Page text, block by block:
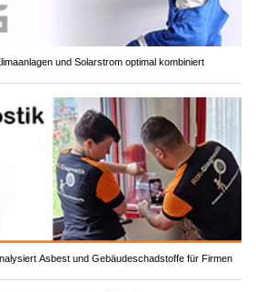
und Solarstrom optimal kombiniert
Asbest und Gebäudeschadstoffe für Firmen